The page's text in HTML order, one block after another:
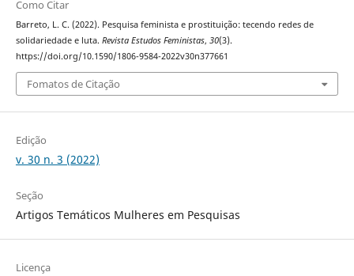
Como Citar
Barreto, L. C. (2022). Pesquisa feminista e prostituição: tecendo redes de
solidariedade e luta. Revista Estudos Feministas, 30(3).
https://doi.org/10.1590/1806-9584-2022v30n377661
Fomatos de Citação
Edição
v. 30 n. 3 (2022)
Seção
Artigos Temáticos Mulheres em Pesquisas
Licença